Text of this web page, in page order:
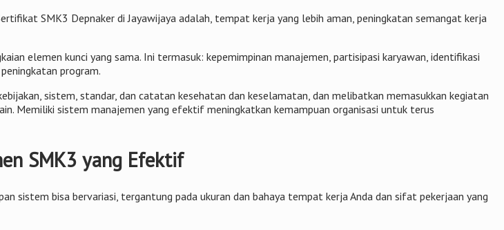
SMK3 Depnaker di Jayawijaya adalah, tempat kerja yang lebih aman, peningkatan semangat kerja
elemen kunci yang sama. Ini termasuk: kepemimpinan manajemen, partisipasi karyawan, identifikasi
program.
sistem, standar, dan catatan kesehatan dan keselamatan, dan melibatkan memasukkan kegiatan
Memiliki sistem manajemen yang efektif meningkatkan kemampuan organisasi untuk terus
SMK3 yang Efektif
sistem bisa bervariasi, tergantung pada ukuran dan bahaya tempat kerja Anda dan sifat pekerjaan yang